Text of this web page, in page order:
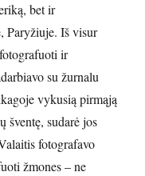
bet ir
Paryžiuje. Iš visur
ir
su žurnalu
vykusią pirmąją
šventę, sudarė jos
fotografavo
žmones – ne